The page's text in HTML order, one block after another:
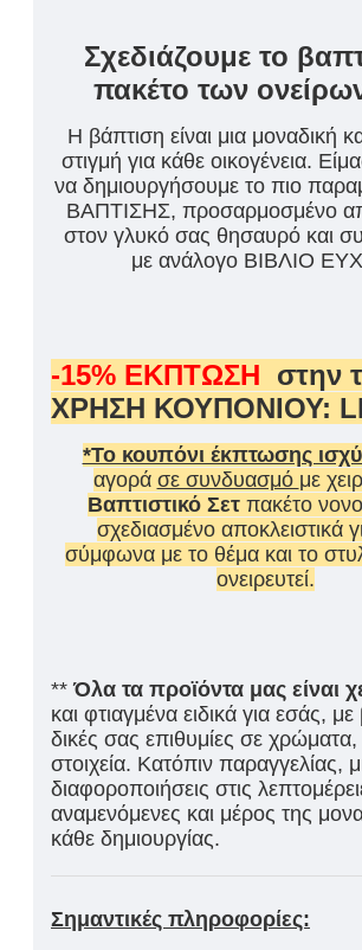
Σχεδιάζουμε το
πακέτο των
Η βάπτιση είναι μια μοναδική
στιγμή για κάθε οικογένεια.
να δημιουργήσουμε το πιο
ΒΑΠΤΙΣΗΣ, προσαρμοσμένο
στον γλυκό σας θησαυρό και
με ανάλογο ΒΙΒΛΙΟ
-15% ΕΚΠΤΩΣΗ στην
ΧΡΗΣΗ ΚΟΥΠΟΝΙΟΥ:
*Το κουπόνι έκπτωσης
αγορά σε συνδυασμό με
Βαπτιστικό Σετ πακέτο
σχεδιασμένο αποκλειστικά
σύμφωνα με το θέμα και το
ονειρευτεί.
**Όλα τα προϊόντα μας είναι
και φτιαγμένα ειδικά για εσάς, με
δικές σας επιθυμίες σε χρώματα,
στοιχεία. Κατόπιν παραγγελίας,
διαφοροποιήσεις στις
αναμενόμενες και μέρος της
κάθε δημιουργίας.
Σημαντικές πληροφορίες: